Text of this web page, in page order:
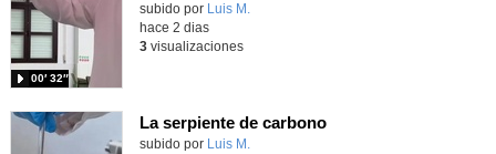
Contenido educativo.
subido por Luis M.
00′ 32″
hace 2 dias
3visualizaciones
La serpiente de carbono
Contenido educativo.
subido por Luis M.